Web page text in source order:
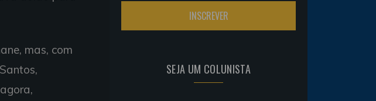
mas, com
SEJA UM COLUNISTA